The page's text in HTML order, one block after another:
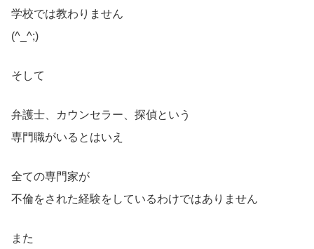
学校では教わりません
(^_^;)
そして
弁護士、カウンセラー、探偵という
専門職がいるとはいえ
全ての専門家が
不倫をされた経験をしているわけではありません
また